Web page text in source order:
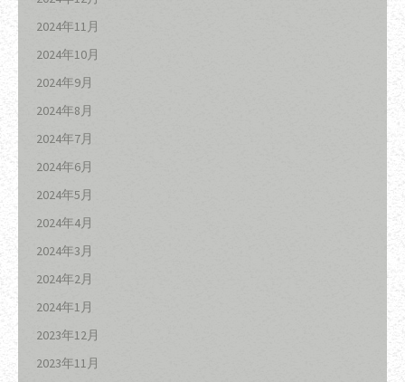
2024年11月
2024年10月
2024年9月
2024年8月
2024年7月
2024年6月
2024年5月
2024年4月
2024年3月
2024年2月
2024年1月
2023年12月
2023年11月